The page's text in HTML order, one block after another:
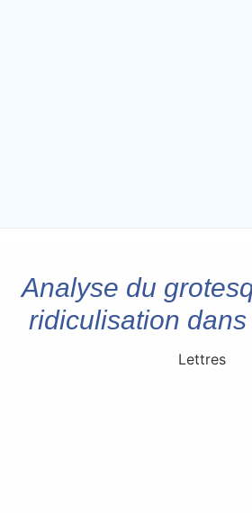
Analyse du
ridiculisation
Lettres